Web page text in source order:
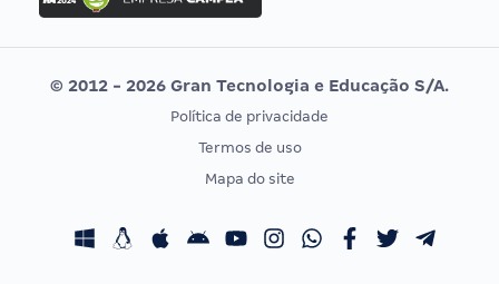
Concurso MPU
Editais publicados
Vunesp
CONCURSOS POR PROFISSÃO
Concursos Fiscais
EXAME DE ORDEM
Calendário OAB
© 2012 - 2026 Gran Tecnologia e Educação S/A.
Política de privacidade
Termos de uso
Mapa do site